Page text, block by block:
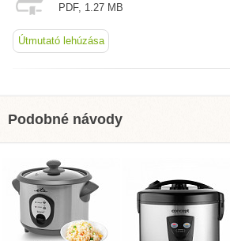
PDF, 1.27 MB
Útmutató lehúzása
Podobné návody